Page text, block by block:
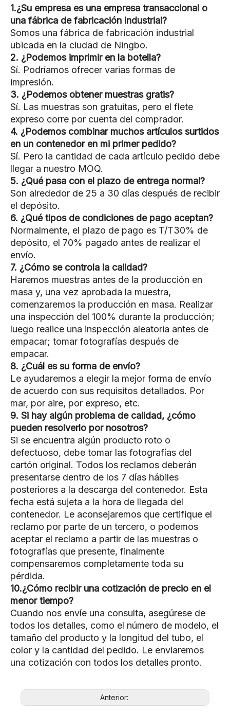
1.¿Su empresa es una empresa transaccional o
una fábrica de fabricación industrial?
Somos una fábrica de fabricación industrial
ubicada en la ciudad de Ningbo.
2. ¿Podemos imprimir en la botella?
Sí. Podríamos ofrecer varias formas de
impresión.
3. ¿Podemos obtener muestras gratis?
Sí. Las muestras son gratuitas, pero el flete
expreso corre por cuenta del comprador.
4. ¿Podemos combinar muchos artículos surtidos
en un contenedor en mi primer pedido?
Sí. Pero la cantidad de cada artículo pedido debe
llegar a nuestro MOQ.
5. ¿Qué pasa con el plazo de entrega normal?
Son alrededor de 25 a 30 días después de recibir
el depósito.
6. ¿Qué tipos de condiciones de pago aceptan?
Normalmente, el plazo de pago es T/T30% de
depósito, el 70% pagado antes de realizar el
envío.
7. ¿Cómo se controla la calidad?
Haremos muestras antes de la producción en
masa y, una vez aprobada la muestra,
comenzaremos la producción en masa. Realizar
una inspección del 100% durante la producción;
luego realice una inspección aleatoria antes de
empacar; tomar fotografías después de
empacar.
8. ¿Cuál es su forma de envío?
Le ayudaremos a elegir la mejor forma de envío
de acuerdo con sus requisitos detallados. Por
mar, por aire, por expreso, etc.
9. Si hay algún problema de calidad, ¿cómo
pueden resolverlo por nosotros?
Si se encuentra algún producto roto o
defectuoso, debe tomar las fotografías del
cartón original. Todos los reclamos deberán
presentarse dentro de los 7 días hábiles
posteriores a la descarga del contenedor. Esta
fecha está sujeta a la hora de llegada del
contenedor. Le aconsejaremos que certifique el
reclamo por parte de un tercero, o podemos
aceptar el reclamo a partir de las muestras o
fotografías que presente, finalmente
compensaremos completamente toda su
pérdida.
10.¿Cómo recibir una cotización de precio en el
menor tiempo?
Cuando nos envíe una consulta, asegúrese de
todos los detalles, como el número de modelo, el
tamaño del producto y la longitud del tubo, el
color y la cantidad del pedido. Le enviaremos
una cotización con todos los detalles pronto.
Anterior: